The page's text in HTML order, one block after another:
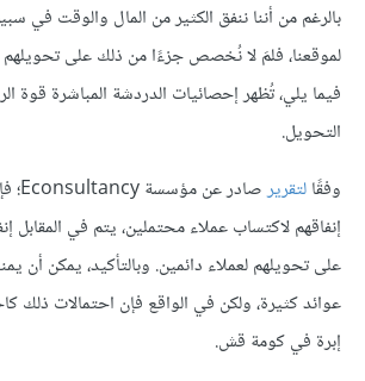
بالرغم من أننا ننفق الكثير من المال والوقت في
لموقعنا، فلمَ لا نُخصص جزءًا من ذلك على تحويلهم
فيما يلي، تُظهر إحصائيات الدردشة المباشرة قوة
التحويل.
وفقًالتقرير
إنفاقهم لاكتساب عملاء محتملين، يتم في المقابل
على تحويلهم لعملاء دائمين. وبالتأكيد، يمكن أن
عوائد كثيرة، ولكن في الواقع فإن احتمالات ذلك
إبرة في كومة قش.